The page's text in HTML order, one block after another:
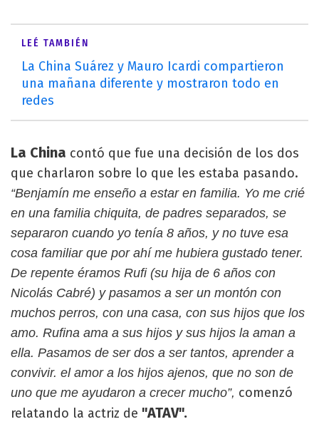
LEÉ TAMBIÉN
La China Suárez y Mauro Icardi compartieron
una mañana diferente y mostraron todo en
redes
La China contó que fue una decisión de los dos
que charlaron sobre lo que les estaba pasando.
“Benjamín me enseño a estar en familia. Yo me crié
en una familia chiquita, de padres separados, se
separaron cuando yo tenía 8 años, y no tuve esa
cosa familiar que por ahí me hubiera gustado tener.
De repente éramos Rufi (su hija de 6 años con
Nicolás Cabré) y pasamos a ser un montón con
muchos perros, con una casa, con sus hijos que los
amo. Rufina ama a sus hijos y sus hijos la aman a
ella. Pasamos de ser dos a ser tantos, aprender a
convivir. el amor a los hijos ajenos, que no son de
uno que me ayudaron a crecer mucho”, comenzó
relatando la actriz de "ATAV".